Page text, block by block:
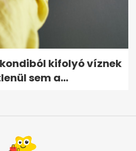
kifolyó víznek
sem a...